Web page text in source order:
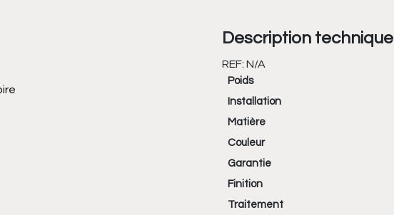
Description technique
REF: N/A
Poids
Installation
Matière
Couleur
Garantie
Finition
Traitement